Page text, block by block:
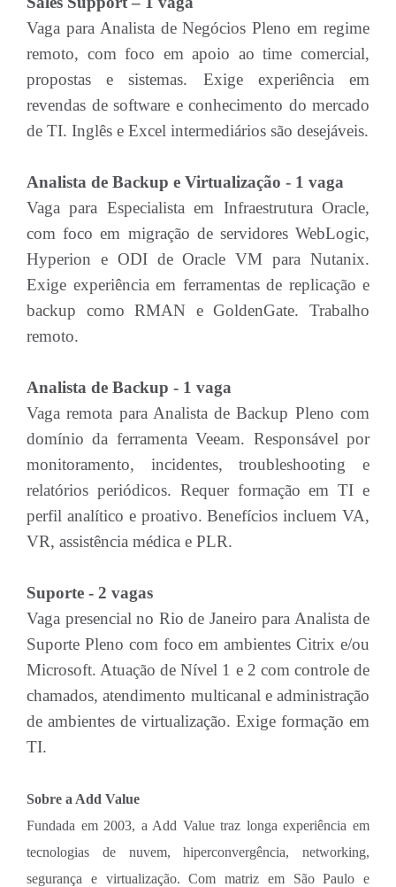
Vaga para Analista de Negócios Pleno em regime
remoto, com foco em apoio ao time comercial,
propostas e sistemas. Exige experiência em
revendas de software e conhecimento do mercado
de TI. Inglês e Excel intermediários são desejáveis.
Analista de Backup e Virtualização - 1 vaga
Vaga para Especialista em Infraestrutura Oracle,
com foco em migração de servidores WebLogic,
Hyperion e ODI de Oracle VM para Nutanix.
Exige experiência em ferramentas de replicação e
backup como RMAN e GoldenGate. Trabalho
remoto.
Analista de Backup - 1 vaga
Vaga remota para Analista de Backup Pleno com
domínio da ferramenta Veeam. Responsável por
monitoramento, incidentes, troubleshooting e
relatórios periódicos. Requer formação em TI e
perfil analítico e proativo. Benefícios incluem VA,
VR, assistência médica e PLR.
Suporte - 2 vagas
Vaga presencial no Rio de Janeiro para Analista de
Suporte Pleno com foco em ambientes Citrix e/ou
Microsoft. Atuação de Nível 1 e 2 com controle de
chamados, atendimento multicanal e administração
de ambientes de virtualização. Exige formação em
TI.
Sobre a Add Value
Fundada em 2003, a Add Value traz longa experiência em
tecnologias de nuvem, hiperconvergência, networking,
segurança e virtualização. Com matriz em São Paulo e